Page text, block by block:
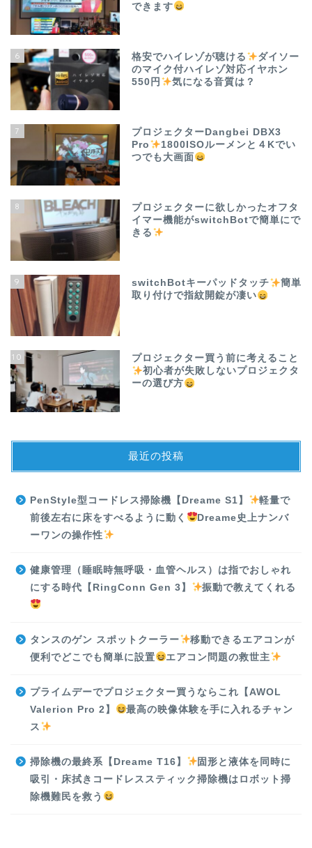
できます
6 格安でハイレゾが聴ける
ダイソー
のマイク付ハイレゾ対応イヤホン
550円
気になる音質は？
7
プロジェクターDangbei DBX3
Pro
1800ISOルーメンと４Kでい
つでも大画面
8
プロジェクターに欲しかったオフタ
イマー機能がswitchBotで簡単にで
きる
9 switchBotキーパッドタッチ
簡単
取り付けで指紋開錠が凄い
10
プロジェクター買う前に考えること
初心者が失敗しないプロジェクタ
ーの選び方
最近の投稿
PenStyle型コードレス掃除機【Dreame S1】
軽量で
前後左右に床をすべるように動く
Dreame史上ナンバ
ーワンの操作性
健康管理（睡眠時無呼吸・血管ヘルス）は指でおしゃれ
にする時代【RingConn Gen 3】
振動で教えてくれる
タンスのゲン スポットクーラー
移動できるエアコンが
便利でどこでも簡単に設置
エアコン問題の救世主
プライムデーでプロジェクター買うならこれ【AWOL
Valerion Pro 2】
最高の映像体験を手に入れるチャン
ス
掃除機の最終系【Dreame T16】
固形と液体を同時に
吸引・床拭きコードレススティック掃除機はロボット掃
除機難民を救う